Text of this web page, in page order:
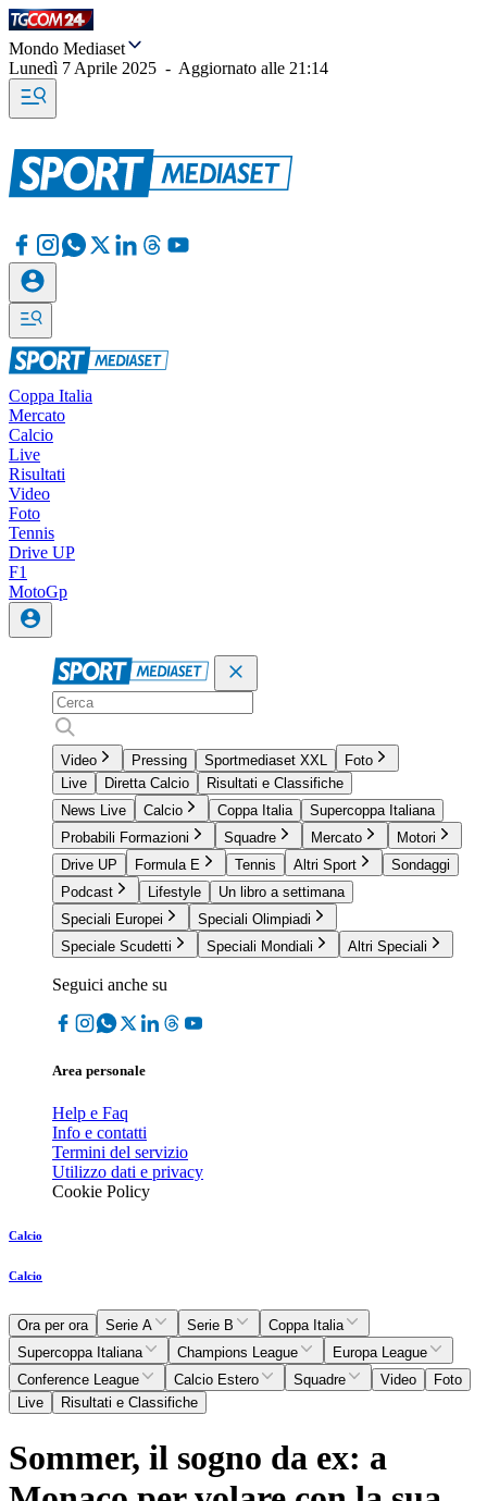
Mondo Mediaset
Lunedì 7 Aprile 2025 - Aggiornato alle 21:14
Coppa Italia
Mercato
Calcio
Live
Risultati
Video
Foto
Tennis
Drive UP
F1
MotoGp
Video Pressing Sportmediaset XXL
Foto
Live
Diretta Calcio
Risultati e Classifiche
News Live
Calcio Coppa Italia
Supercoppa Italiana
Probabili Formazioni
Squadre Mercato
Motori
Drive UP
Formula E Tennis Altri Sport
Sondaggi
Podcast
Lifestyle
Un libro a settimana
Speciali Europei
Speciali Olimpiadi
Speciale Scudetti
Speciali Mondiali Altri Speciali
Seguici anche su
Area personale
Help e Faq
Info e contatti
Termini del servizio
Utilizzo dati e privacy
Cookie Policy
Calcio
Calcio
Ora per ora Serie A Serie B
Coppa Italia
Supercoppa Italiana
Champions League
Europa League
Conference League
Calcio Estero Squadre Video
Foto
Live
Risultati e Classifiche
Sommer, il sogno da ex: a